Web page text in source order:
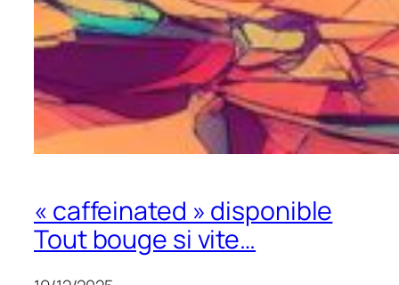
« caffeinated » disponible
Tout bouge si vite…